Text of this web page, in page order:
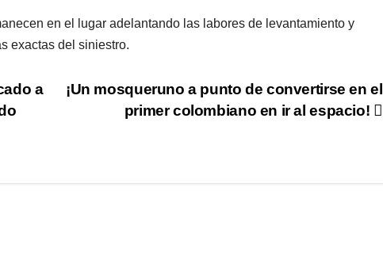
en el lugar adelantando las labores de levantamiento y
exactas del siniestro.
¡Un mosqueruno a punto de convertirse en el
primer colombiano en ir al espacio!
a